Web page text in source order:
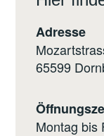
Adresse
65599
Montag bis